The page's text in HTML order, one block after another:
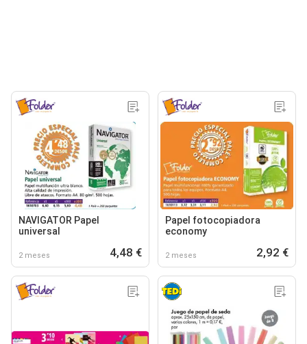
NAVIGATOR Papel
universal
2 meses 4,48 €
Papel fotocopiadora
economy
2 meses 2,92 €